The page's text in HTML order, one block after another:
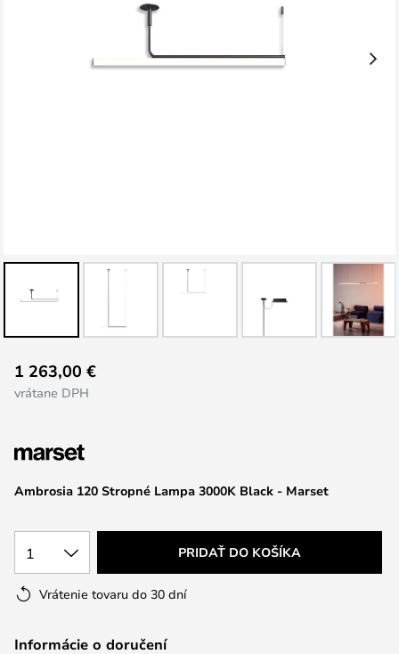
na
začiatok
obrázkov
Ambrosia 120 Stropné Lampa 3000K Black - Marset
1 263,00 €
vrátane DPH
1 PRIDAŤ DO KOŠÍKA
Vrátenie tovaru do 30 dní
Informácie o doručení